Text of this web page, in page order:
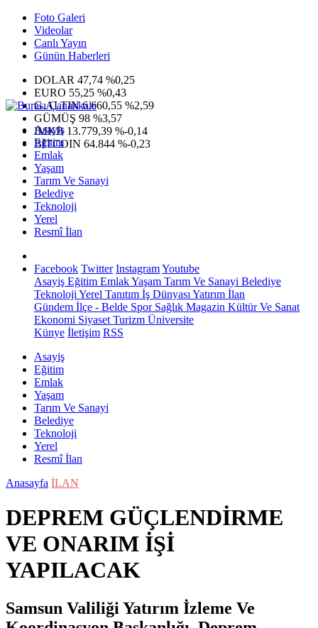
Foto Galeri
Videolar
Canlı Yayın
Günün Haberleri
DOLAR 47,74 %0,25
EURO 55,25 %0,43
G.ALTIN6.660,55 %2,59
GÜMÜŞ 98 %3,57
IMKB 13.779,39 %-0,14
BITCOIN 64.844 %-0,23
Asayiş
Eğitim
Emlak
Yaşam
Tarım Ve Sanayi
Belediye
Teknoloji
Yerel
Resmî İlan
Facebook Twitter InstagramYoutube
Asayiş Eğitim EmlakYaşam Tarım Ve Sanayi Belediye
Teknoloji Yerel Tanıtım İş Dünyası Yatırım İlan
Gündem İlçe - Belde SporSağlık Magazin Kültür Ve Sanat
Ekonomi Siyaset Turizm Üniversite
Künye İletişim RSS
Asayiş
Eğitim
Emlak
Yaşam
Tarım Ve Sanayi
Belediye
Teknoloji
Yerel
Resmî İlan
Anasayfa İLAN
DEPREM GÜÇLENDİRME
VE ONARIM İŞİ
YAPILACAK
Samsun Valiliği Yatırım İzleme Ve